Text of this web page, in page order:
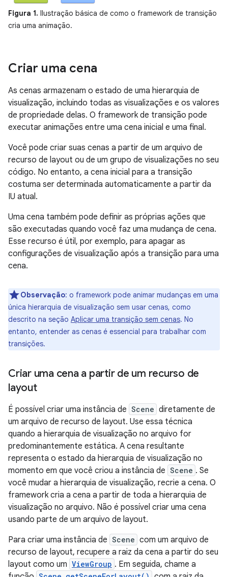
Figura 1. Ilustração básica de como o framework de transição
cria uma animação.
Criar uma cena
As cenas armazenam o estado de uma hierarquia de
visualização, incluindo todas as visualizações e os valores
de propriedade delas. O framework de transição pode
executar animações entre uma cena inicial e uma final.
Você pode criar suas cenas a partir de um arquivo de
recurso de layout ou de um grupo de visualizações no seu
código. No entanto, a cena inicial para a transição
costuma ser determinada automaticamente a partir da
IU atual.
Uma cena também pode definir as próprias ações que
são executadas quando você faz uma mudança de cena.
Esse recurso é útil, por exemplo, para apagar as
configurações de visualização após a transição para uma
cena.
Observação: o framework pode animar mudanças em uma
única hierarquia de visualização sem usar cenas, como
descrito na seção Aplicar uma transição sem cenas. No
entanto, entender as cenas é essencial para trabalhar com
transições.
Criar uma cena a partir de um recurso de
layout
É possível criar uma instância de Scene diretamente de
um arquivo de recurso de layout. Use essa técnica
quando a hierarquia de visualização no arquivo for
predominantemente estática. A cena resultante
representa o estado da hierarquia de visualização no
momento em que você criou a instância de Scene . Se
você mudar a hierarquia de visualização, recrie a cena. O
framework cria a cena a partir de toda a hierarquia de
visualização no arquivo. Não é possível criar uma cena
usando parte de um arquivo de layout.
Para criar uma instância de Scene com um arquivo de
recurso de layout, recupere a raiz da cena a partir do seu
layout como um ViewGroup . Em seguida, chame a